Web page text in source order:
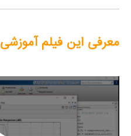
معرفی این فیلم